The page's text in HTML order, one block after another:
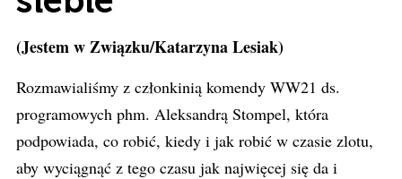
(Jestem w Związku/Katarzyna Lesiak)
Rozmawialiśmy z członkinią komendy WW21 ds.
programowych phm. Aleksandrą Stompel, która
podpowiada, co robić, kiedy i jak robić w czasie zlotu,
aby wyciągnąć z tego czasu jak najwięcej się da i